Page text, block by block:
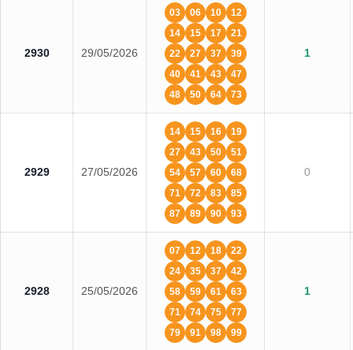
2930 29/05/2026
03 06 10
12
14
15 17
21
22
27 37
39
40
41 43
47
48
50 64 73
1
2929 27/05/2026
14 15 16
19
27
43 50
51
54
57 60
68
71
72 83
85
87
89 90 93
0
2928 25/05/2026
07 12 18
22
24
35 37
42
58
59 61
63
71
74 75
77
79
91 98 99
1